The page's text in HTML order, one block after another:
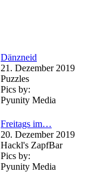
Dänzneid
21. Dezember 2019
Puzzles
Pics by:
Pyunity Media
Freitags im…
20. Dezember 2019
Hackl's ZapfBar
Pics by:
Pyunity Media